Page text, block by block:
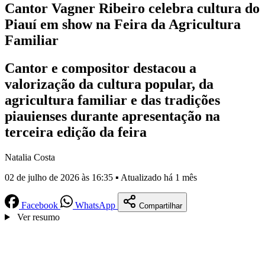
Cantor Vagner Ribeiro celebra cultura do
Piauí em show na Feira da Agricultura
Familiar
Cantor e compositor destacou a
valorização da cultura popular, da
agricultura familiar e das tradições
piauienses durante apresentação na
terceira edição da feira
Natalia Costa
02 de julho de 2026 às 16:35 ▪ Atualizado há 1 mês
Facebook WhatsApp Compartilhar
Ver resumo